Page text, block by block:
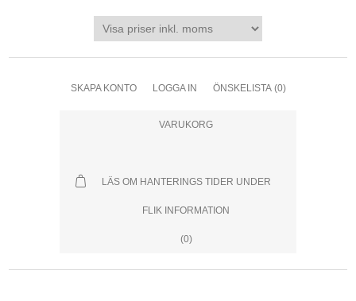
SKAPA KONTO LOGGA IN ÖNSKELISTA (0)
VARUKORG
LÄS OM HANTERINGS TIDER UNDER
FLIK INFORMATION
(0)